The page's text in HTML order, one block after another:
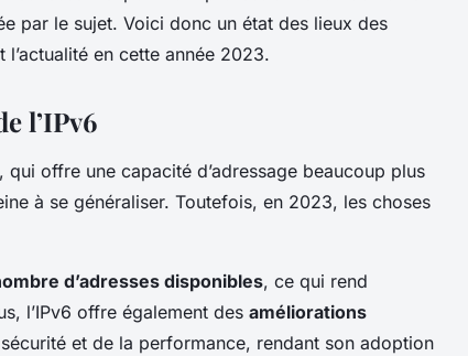
en
par le sujet. Voici donc un état des lieux des
en cette année 2023.
l’IPv6
qui offre une capacité d’adressage beaucoup plus
à se généraliser. Toutefois, en 2023, les choses
d’adresses disponibles, ce qui rend
l’IPv6 offre également des améliorations
et de la performance, rendant son adoption